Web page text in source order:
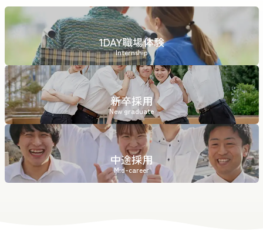
1DAY職場体験
Internship
新卒採用
New graduate
中途採用
Mid-career